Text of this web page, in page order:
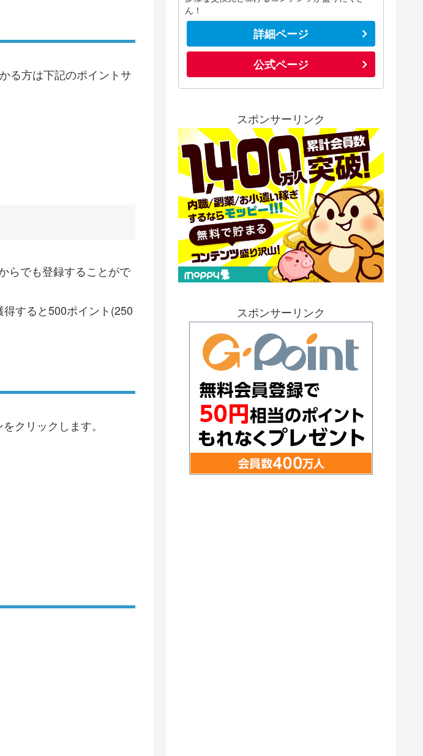
る方は下記のポイントサ
らでも登録することがで
すると500ポイント(250
クリックします。
ん！
詳細ページ
公式ページ
スポンサーリンク
スポンサーリンク